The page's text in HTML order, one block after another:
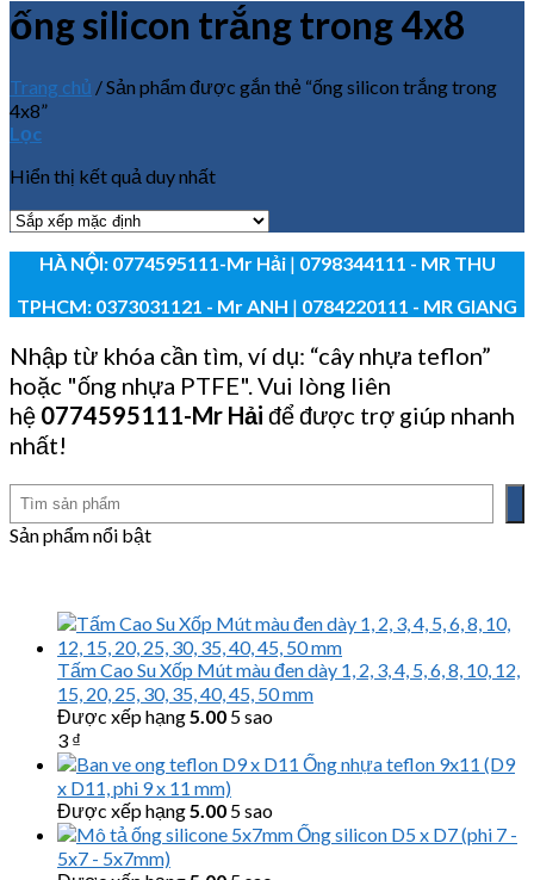
ống silicon trắng trong 4x8
Trang chủ /Sản phẩm được gắn thẻ “ống silicon trắng trong
4x8”
Lọc
Hiển thị kết quả duy nhất
HÀ NỘI: 0774595111-Mr Hải| 0798344111 - MR THU
TPHCM: 0373031121 - Mr ANH | 0784220111 - MR GIANG
Nhập từ khóa cần tìm, ví dụ: “cây nhựa teflon”
hoặc "ống nhựa PTFE". Vui lòng liên
hệ 0774595111-Mr Hải để được trợ giúp nhanh
nhất!
Tìm
kiếm
Sản phẩm nổi bật
Tấm Cao Su Xốp Mút màu đen dày 1, 2, 3, 4, 5, 6, 8, 10, 12,
15, 20, 25, 30, 35, 40, 45, 50 mm
Được xếp hạng5.00 5 sao
3 ₫
Ống nhựa teflon 9x11 (D9
x D11, phi 9 x 11 mm)
Được xếp hạng5.00 5 sao
Ống silicon D5 x D7 (phi 7 -
5x7 - 5x7mm)